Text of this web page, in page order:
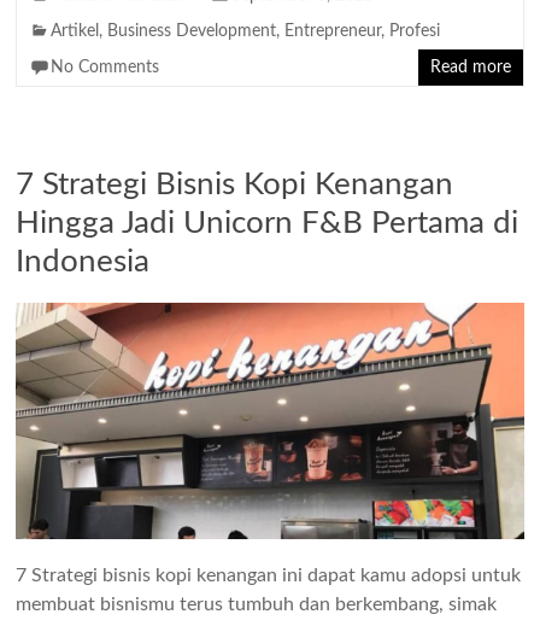
Artikel , Business Development, Entrepreneur, Profesi
No Comments Read more
7 Strategi Bisnis Kopi Kenangan
Hingga Jadi Unicorn F&B Pertama di
Indonesia
7 Strategi bisnis kopi kenangan ini dapat kamu adopsi untuk
membuat bisnismu terus tumbuh dan berkembang, simak